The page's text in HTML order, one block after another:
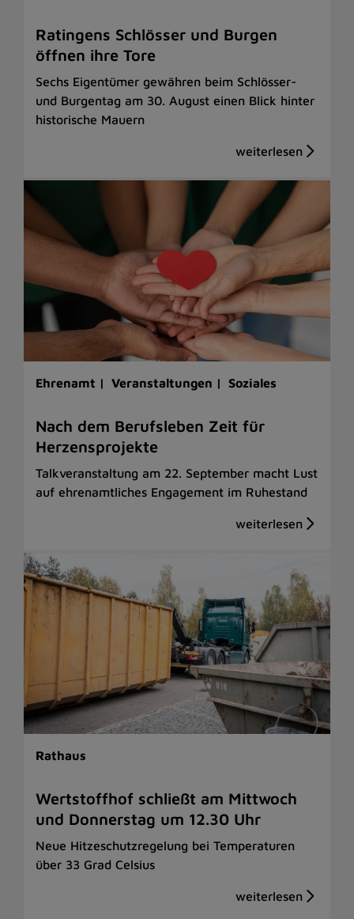
Ratingens Schlösser und Burgen
öffnen ihre Tore
Sechs Eigentümer gewähren beim Schlösser-
und Burgentag am 30. August einen Blick hinter
historische Mauern
Ehrenamt | Veranstaltungen | Soziales
Nach dem Berufsleben Zeit für
Herzensprojekte
Talkveranstaltung am 22. September macht Lust
auf ehrenamtliches Engagement im Ruhestand
Rathaus
Wertstoffhof schließt am Mittwoch
und Donnerstag um 12.30 Uhr
Neue Hitzeschutzregelung bei Temperaturen
über 33 Grad Celsius